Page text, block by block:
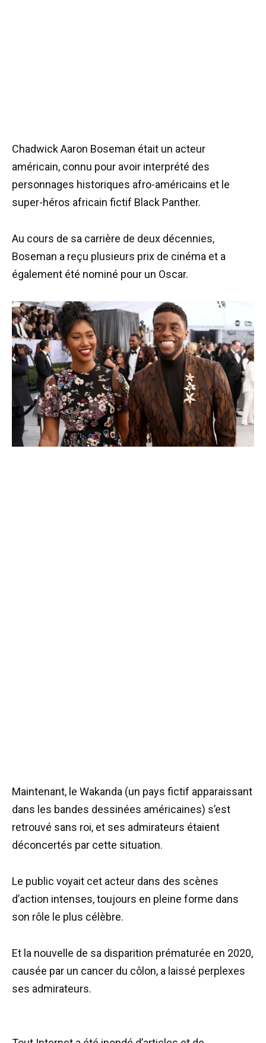
Chadwick Aaron Boseman était un acteur
américain, connu pour avoir interprété des
personnages historiques afro-américains et le
super-héros africain fictif Black Panther.
Au cours de sa carrière de deux décennies,
Boseman a reçu plusieurs prix de cinéma et a
également été nominé pour un Oscar.
Maintenant, le Wakanda (un pays fictif apparaissant
dans les bandes dessinées américaines) s’est
retrouvé sans roi, et ses admirateurs étaient
déconcertés par cette situation.
Le public voyait cet acteur dans des scènes
d’action intenses, toujours en pleine forme dans
son rôle le plus célèbre.
Et la nouvelle de sa disparition prématurée en 2020,
causée par un cancer du côlon, a laissé perplexes
ses admirateurs.